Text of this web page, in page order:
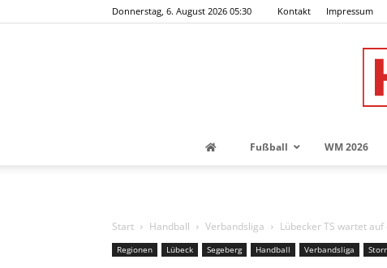
Donnerstag, 6. August 2026 05:30 Kontakt Impressum
Fußball WM 2026
Start Handball Verbandsliga Lübecker TS wartet
Regionen Lübeck Segeberg Handball Verbandsliga